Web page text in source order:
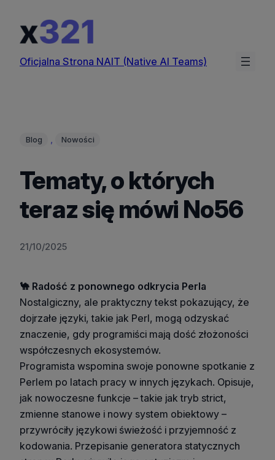
treści
Oficjalna Strona NAIT (Native AI Teams)
Blog , Nowości
Tematy, o których
teraz się mówi No56
21/10/2025
🐪 Radość z ponownego odkrycia Perla
Nostalgiczny, ale praktyczny tekst pokazujący, że
dojrzałe języki, takie jak Perl, mogą odzyskać
znaczenie, gdy programiści mają dość złożoności
współczesnych ekosystemów.
Programista wspomina swoje ponowne spotkanie z
Perlem po latach pracy w innych językach. Opisuje,
jak nowoczesne funkcje – takie jak tryb strict,
zmienne stanowe i nowy system obiektowy –
przywróciły językowi świeżość i przyjemność z
kodowania. Przepisanie generatora statycznych